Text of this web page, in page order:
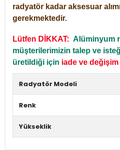
radyatör kadar aksesuar
gerekmektedir.
Lütfen DİKKAT: Alüminyum
müşterilerimizin talep ve
üretildiği için iade ve değişim
Radyatör Modeli
Renk
Yükseklik